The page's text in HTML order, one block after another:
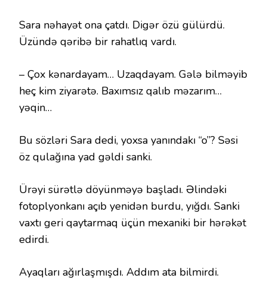
Sara nəhayət ona çatdı. Digər özü gülürdü.
Üzündə qəribə bir rahatlıq vardı.
– Çox kənardayam… Uzaqdayam. Gələ bilməyib
heç kim ziyarətə. Baxımsız qalıb məzarım…
yəqin…
Bu sözləri Sara dedi, yoxsa yanındakı “o”? Səsi
öz qulağına yad gəldi sanki.
Ürəyi sürətlə döyünməyə başladı. Əlindəki
fotoplyonkanı açıb yenidən burdu, yığdı. Sanki
vaxtı geri qaytarmaq üçün mexaniki bir hərəkət
edirdi.
Ayaqları ağırlaşmışdı. Addım ata bilmirdi.